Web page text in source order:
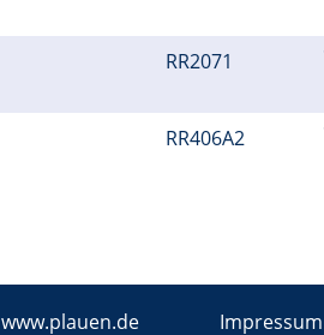
RR2071
RR406A2
www.plauen.de Impressum